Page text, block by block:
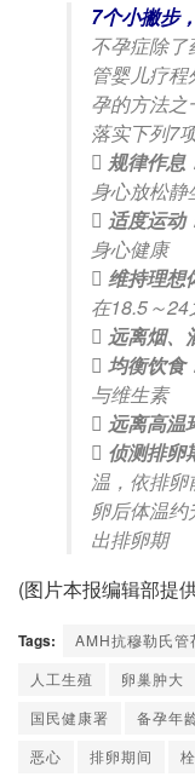
7个小撇步
不孕症除
管婴儿疗
孕的方法
落实下列7
 规律作息
身心放松
 适度运动
身心健康
 维持理想
在18.5～
 远离烟、
 均衡饮食
与维生素
 远离高温
 侦测排卵
温，依排
卵后体温
出排卵期
(图片本报编辑部提
Tags:
AMH抗穆勒氏
人工生殖
卵巢肿大
国民健康署
备孕年
恶心
排卵期间